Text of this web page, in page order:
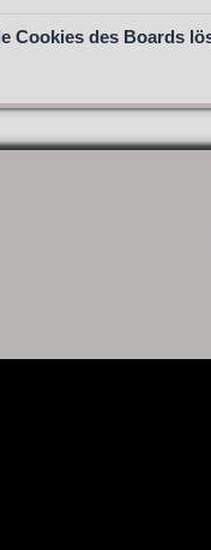
Cookies des Boards